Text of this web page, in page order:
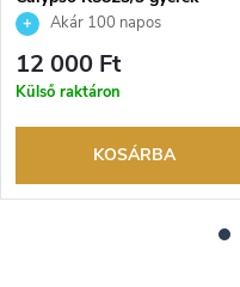
karóraAkár 100 napos
visszaküldési lehetőség. Hivatalos
márkakereskedő.
12 000 Ft
Külső raktáron
KOSÁRBA